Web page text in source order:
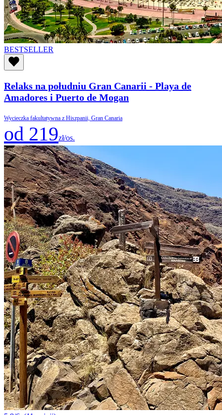
BESTSELLER
Relaks na południu Gran Canarii - Playa de
Amadores i Puerto de Mogan
Wycieczka fakultatywna z Hiszpanii, Gran Canaria
od 219zł/os.